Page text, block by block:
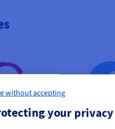
without accepting
your